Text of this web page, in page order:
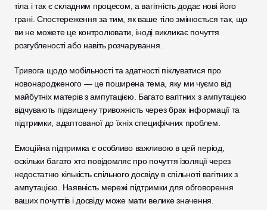
тіла і так є складним процесом, а вагітність додає нові його
грані. Спостереження за тим, як ваше тіло змінюється так, що
ви не можете це контролювати, іноді викликає почуття
розгубленості або навіть розчарування.
Тривога щодо мобільності та здатності піклуватися про
новонародженого — це поширена тема, яку ми чуємо від
майбутніх матерів з ампутацією. Багато вагітних з ампутацією
відчувають підвищену тривожність через брак інформації та
підтримки, адаптованої до їхніх специфічних проблем.
Емоційна підтримка є особливо важливою в цей період,
оскільки багато хто повідомляє про почуття ізоляції через
недостатню кількість спільного досвіду в спільноті вагітних з
ампутацією. Наявність мережі підтримки для обговорення
ваших почуттів і досвіду може мати велике значення.